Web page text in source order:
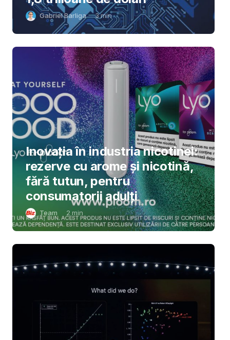
Gabriel Barliga 3min
Inovația în industria nicotinei:
rezerve cu arome și nicotină,
fără tutun, pentru
consumatorii adulți
Team 2 min